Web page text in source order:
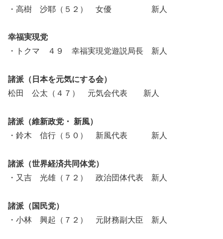
・高樹 沙耶（５２） 女優 新人
幸福実現党
・トクマ ４９ 幸福実現党遊説局長 新人
諸派（日本を元気にする会）
松田 公太（４７） 元気会代表 新人
諸派（維新政党・ 新風）
・鈴木 信行（５０） 新風代表 新人
諸派（世界経済共同体党）
・又吉 光雄（７２） 政治団体代表 新人
諸派（国民党）
・小林 興起（７２） 元財務副大臣 新人